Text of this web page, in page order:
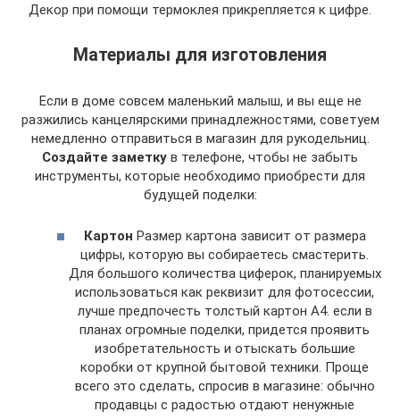
Декор при помощи термоклея прикрепляется к цифре.
Материалы для изготовления
Если в доме совсем маленький малыш, и вы еще не
разжились канцелярскими принадлежностями, советуем
немедленно отправиться в магазин для рукодельниц.
Создайте заметку в телефоне, чтобы не забыть
инструменты, которые необходимо приобрести для
будущей поделки:
Картон Размер картона зависит от размера
цифры, которую вы собираетесь смастерить.
Для большого количества циферок, планируемых
использоваться как реквизит для фотосессии,
лучше предпочесть толстый картон А4. если в
планах огромные поделки, придется проявить
изобретательность и отыскать большие
коробки от крупной бытовой техники. Проще
всего это сделать, спросив в магазине: обычно
продавцы с радостью отдают ненужные